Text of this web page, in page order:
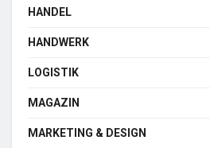
HANDEL
HANDWERK
LOGISTIK
MAGAZIN
MARKETING & DESIGN